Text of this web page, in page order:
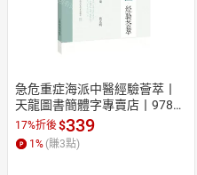
急危重症海派中醫經驗薈萃丨
天龍圖書簡體字專賣店丨97875
47875551 (tl2610)
17%折後$339
1 % (賺3點)